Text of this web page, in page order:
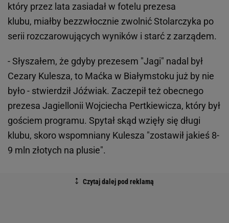
który przez lata zasiadał w fotelu prezesa
klubu, miałby bezzwłocznie zwolnić Stolarczyka po
serii rozczarowujących wyników i starć z zarządem.
- Słyszałem, że gdyby prezesem "Jagi" nadal był
Cezary Kulesza, to Maćka w Białymstoku już by nie
było - stwierdził Jóźwiak. Zaczepił też obecnego
prezesa Jagiellonii Wojciecha Pertkiewicza, który był
gościem programu. Spytał skąd wzięły się długi
klubu, skoro wspomniany Kulesza "zostawił jakieś 8-
9 mln złotych na plusie".